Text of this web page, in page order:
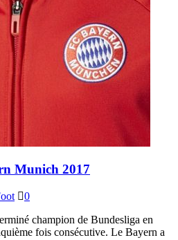
Munich 2017
0
champion de Bundesliga en
fois consécutive. Le Bayern a